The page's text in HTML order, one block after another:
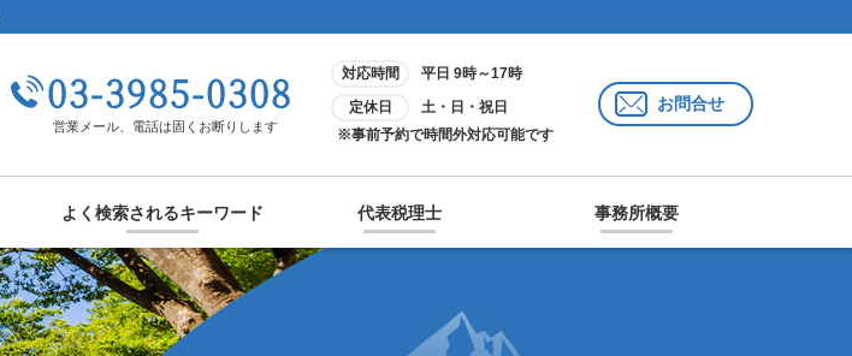
03-3985-0308
営業メール、電話は固くお断りします
対応時間
平日 9時～17時
定休日
土・日・祝日
※事前予約で時間外対応可能です
お問合せ
よく検索されるキーワード 代表税理士 事務所概要